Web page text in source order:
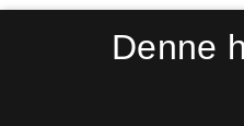
Denne